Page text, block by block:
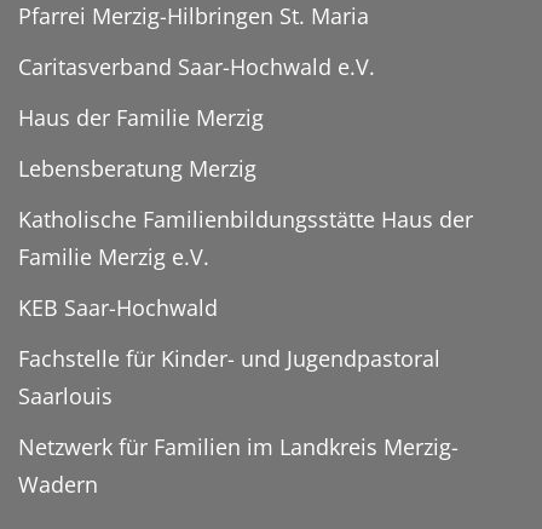
Pfarrei Merzig-Hilbringen St. Maria
Caritasverband Saar-Hochwald e.V.
Haus der Familie Merzig
Lebensberatung Merzig
Katholische Familienbildungsstätte Haus der
Familie Merzig e.V.
KEB Saar-Hochwald
Fachstelle für Kinder- und Jugendpastoral
Saarlouis
Netzwerk für Familien im Landkreis Merzig-
Wadern